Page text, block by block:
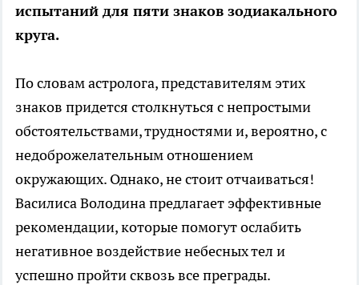
испытаний для пяти знаков зодиакального
круга.
По словам астролога, представителям этих
знаков придется столкнуться с непростыми
обстоятельствами, трудностями и, вероятно, с
недоброжелательным отношением
окружающих. Однако, не стоит отчаиваться!
Василиса Володина предлагает эффективные
рекомендации, которые помогут ослабить
негативное воздействие небесных тел и
успешно пройти сквозь все преграды.